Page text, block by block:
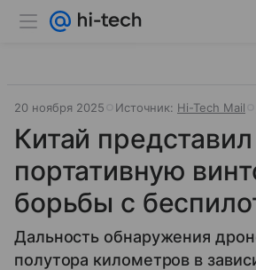
20 ноября 2025 Источник: Hi-Tech Mail
Китай представил
портативную
борьбы с
Дальность обнаружения
полутора километров в